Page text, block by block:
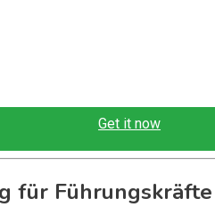
Get it now
für